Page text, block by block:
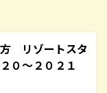
リゾートスタ
～２０２１